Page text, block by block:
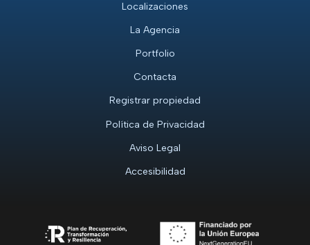
Localizaciones
La Agencia
Portfolio
Contacta
Registrar propiedad
Política de Privacidad
Aviso Legal
Accesibilidad